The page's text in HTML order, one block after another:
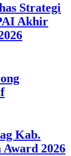
Strategi
Akhir
Kab.
Award 2026